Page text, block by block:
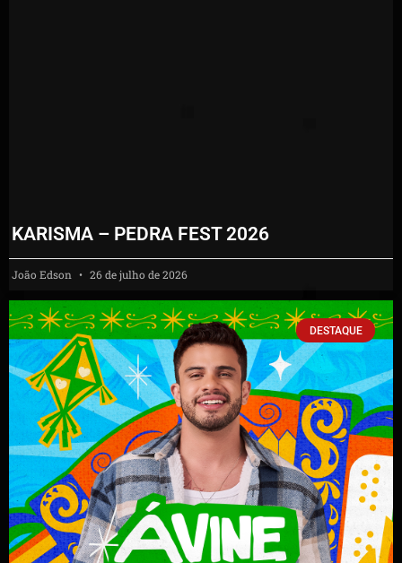
KARISMA – PEDRA FEST 2026
João Edson 26 de julho de 2026
DESTAQUE